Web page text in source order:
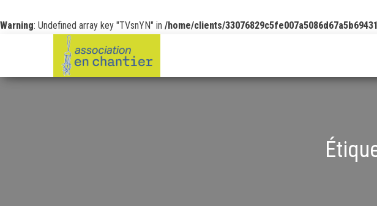
Warning: Undefined array key "TVsnYN" in /home/clients/